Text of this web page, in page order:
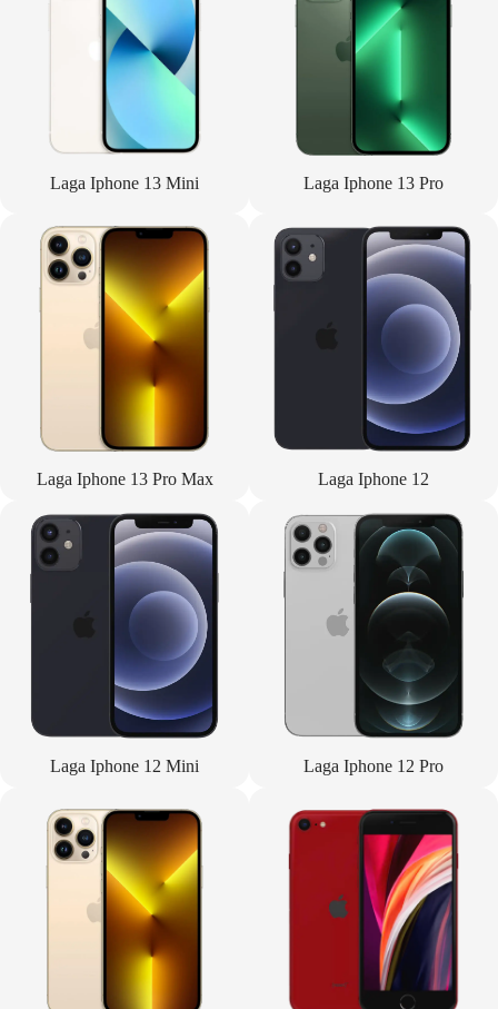
Laga Iphone 13 Mini Laga Iphone 13 Pro
Laga Iphone 13 Pro Max Laga Iphone 12
Laga Iphone 12 Mini Laga Iphone 12 Pro